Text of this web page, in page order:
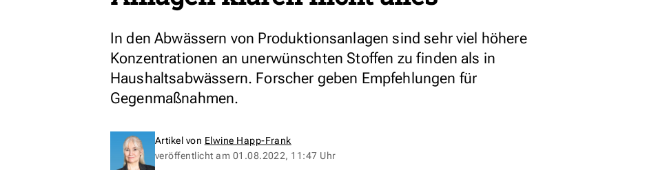
In den Abwässern von Produktionsanlagen sind sehr viel höhere
Konzentrationen an unerwünschten Stoffen zu finden als in
Haushaltsabwässern. Forscher geben Empfehlungen für
Gegenmaßnahmen.
Artikel von Elwine Happ-Frank
veröffentlicht am 01.08.2022, 11:47 Uhr